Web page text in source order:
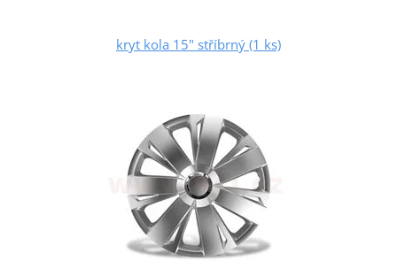
kryt kola 15" stříbrný (1 ks)